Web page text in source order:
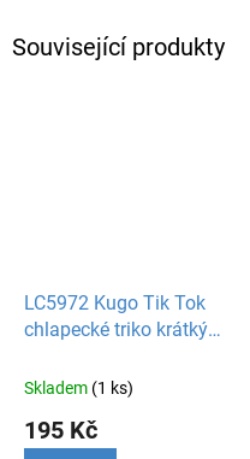
Související produkty
LC5972 Kugo Tik Tok
chlapecké triko krátký
Skladem (1 ks)
195 Kč